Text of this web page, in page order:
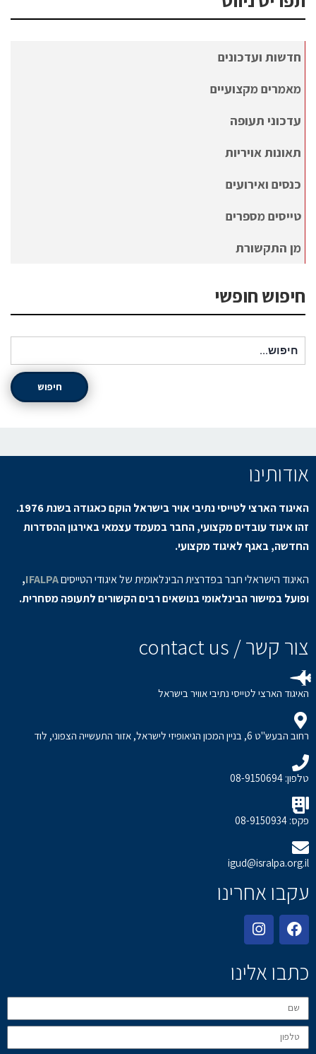
חדשות ועדכונים
מאמרים מקצועיים
עדכוני תעופה
תאונות אויריות
כנסים ואירועים
טייסים מספרים
מן התקשורת
חיפוש חופשי
חיפוש
אודותינו
האיגוד הארצי לטייסי נתיבי אויר בישראל הוקם כאגודה בשנת 1976.
זהו איגוד עובדים מקצועי, החבר במעמד עצמאי באירגון ההסדרות
החדשה, באגף לאיגוד מקצועי.
האיגוד הישראלי חבר בפדרצית הבינלאומית של איגודי הטייסיםIFALPA
,
ופועל במישור הבינלאומי בנושאים רבים הקשורים לתעופה מסחרית.
צור קשר / contact us
האיגוד הארצי לטייסי נתיבי אוויר בישראל
רחוב הבעש"ט 6, בניין המכון הגיאופיזי לישראל, אזור התעשייה הצפוני, לוד
טלפון: 08-9150694
פקס: 08-9150934
igud@isralpa.org.il
עקבו אחרינו
כתבו אלינו